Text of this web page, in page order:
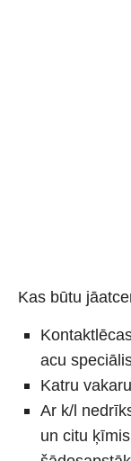
Kas būtu
acu
Katru
Ar k/l
un citu